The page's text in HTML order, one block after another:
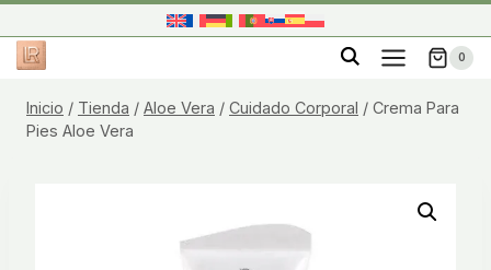
al
contenido
0
Inicio / Tienda / Aloe Vera / Cuidado Corporal / Crema Para
Pies Aloe Vera